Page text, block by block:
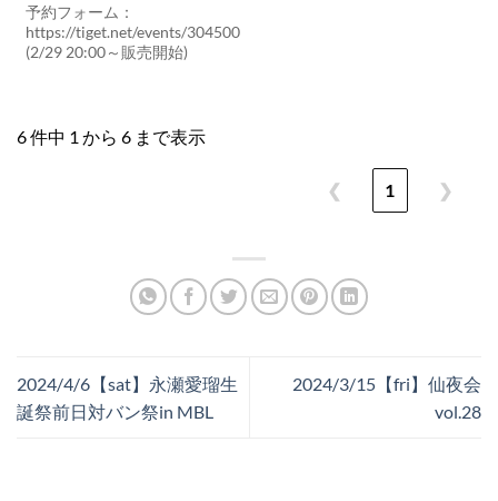
予約フォーム：
https://tiget.net/events/304500
(2/29 20:00～販売開始)
6 件中 1 から 6 まで表示
❮ 1 ❯
2024/4/6【sat】永瀬愛瑠生
誕祭前日対バン祭in MBL
2024/3/15【fri】仙夜会
vol.28